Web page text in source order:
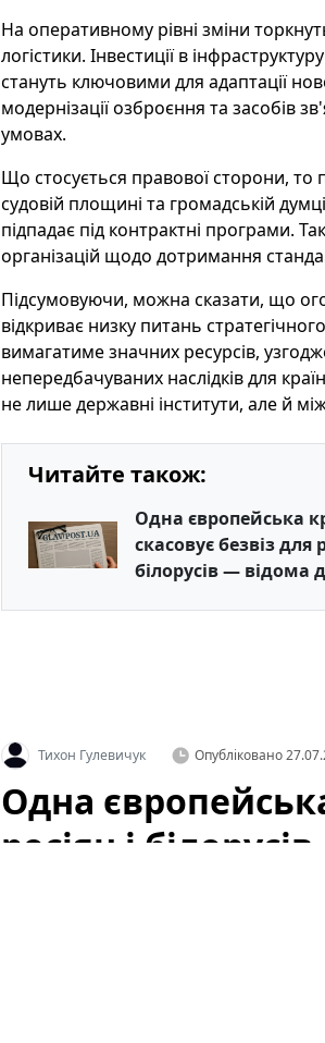
На оперативному рівні зміни
логістики. Інвестиції в
стануть ключовими для адаптації
модернізації озброєння та засобів
умовах.
Що стосується правової сторони, то
судовій площині та громадській
підпадає під контрактні програми.
організацій щодо дотримання
Підсумовуючи, можна сказати, що
відкриває низку питань
вимагатиме значних ресурсів,
непередбачуваних наслідків для
не лише державні інститути, але й
Читайте також:
Одна європейська
скасовує безвіз для
білорусів — відома
Тихон Гулевичук Опубліковано
Одна
росіян і